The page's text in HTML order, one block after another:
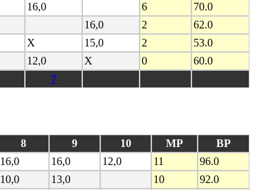
16,0 6
70.0
16,0 2
62.0
X 15,0 2
53.0
12,0 X 0
60.0
7
8 9 10 MP
BP
16,0 16,0 12,0 11
96.0
10,0 13,0 10
92.0